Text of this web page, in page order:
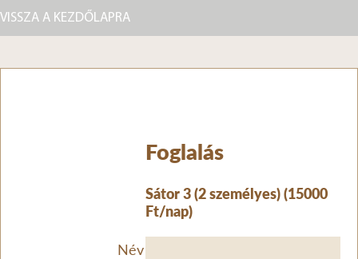
VISSZA A KEZDŐLAPRA
Foglalás
Sátor 3 (2 személyes) (15000
Ft/nap)
Név